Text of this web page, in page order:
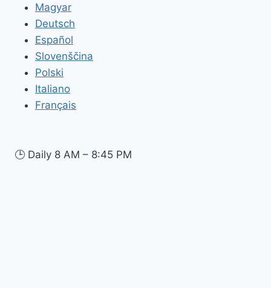
Magyar
Deutsch
Español
Slovenščina
Polski
Italiano
Français
🕒 Daily 8 AM – 8:45 PM